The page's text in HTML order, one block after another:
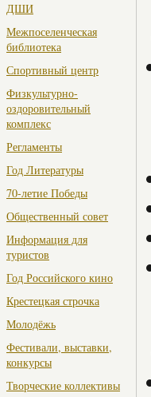
ДШИ
Межпоселенческая
библиотека
Спортивный центр
Физкультурно-
оздоровительный
комплекс
Регламенты
Год Литературы
70-летие Победы
Общественный совет
Информация для
туристов
Год Российского кино
Крестецкая строчка
Молодёжь
Фестивали, выставки,
конкурсы
Творческие коллективы